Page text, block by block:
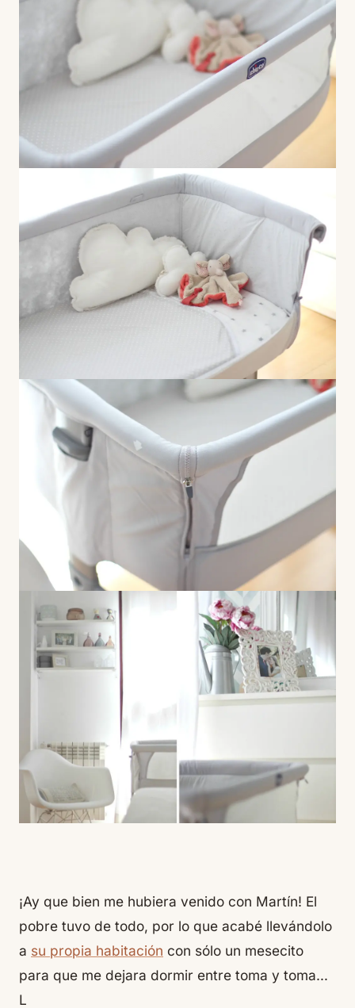
¡Ay que bien me hubiera venido con Martín! El
pobre tuvo de todo, por lo que acabé llevándolo
a su propia habitación con sólo un mesecito
para que me dejara dormir entre toma y toma…
L